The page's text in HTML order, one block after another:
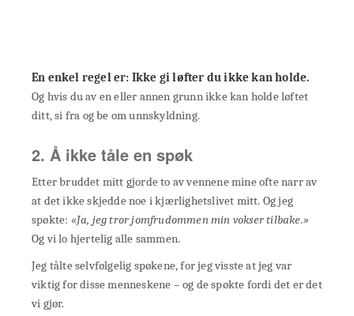
En enkel regel er: Ikke gi løfter du ikke kan holde.
Og hvis du av en eller annen grunn ikke kan holde løftet
ditt, si fra og be om unnskyldning.
2. Å ikke tåle en spøk
Etter bruddet mitt gjorde to av vennene mine ofte narr av
at det ikke skjedde noe i kjærlighetslivet mitt. Og jeg
spøkte: «Ja, jeg tror jomfrudommen min vokser tilbake.»
Og vi lo hjertelig alle sammen.
Jeg tålte selvfølgelig spøkene, for jeg visste at jeg var
viktig for disse menneskene – og de spøkte fordi det er det
vi gjør.